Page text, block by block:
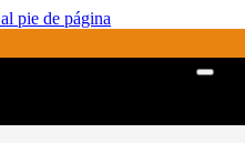
pie de página